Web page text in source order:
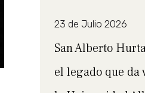
23 de Julio 2026
San Alberto
el legado que da